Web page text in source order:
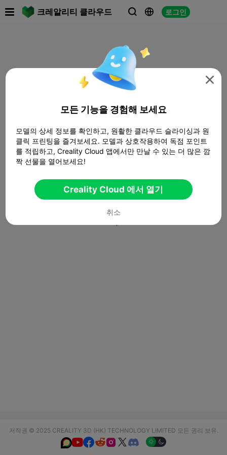
크레알리티 클라우드   로그인
저작권 © 2025 CREALITY 3D (HK) TECHNOLOGY LIMITED 모든 권리 보유.
  

모든 기능을 경험해 보세요
모델의 상세 정보를 확인하고, 원활한 클라우드 슬라이싱과 원
클릭 프린팅을 즐겨보세요. 모델과 상호작용하여 독점 포인트
를 적립하고, Creality Cloud 앱에서만 만날 수 있는 더 많은 깜
짝 선물을 열어보세요!
Creality Cloud 에서 열기
취소